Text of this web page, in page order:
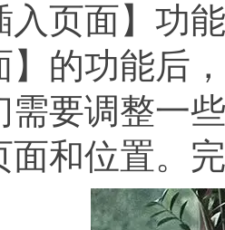
入页面】功
】的功能后
需要调整一
面和位置。